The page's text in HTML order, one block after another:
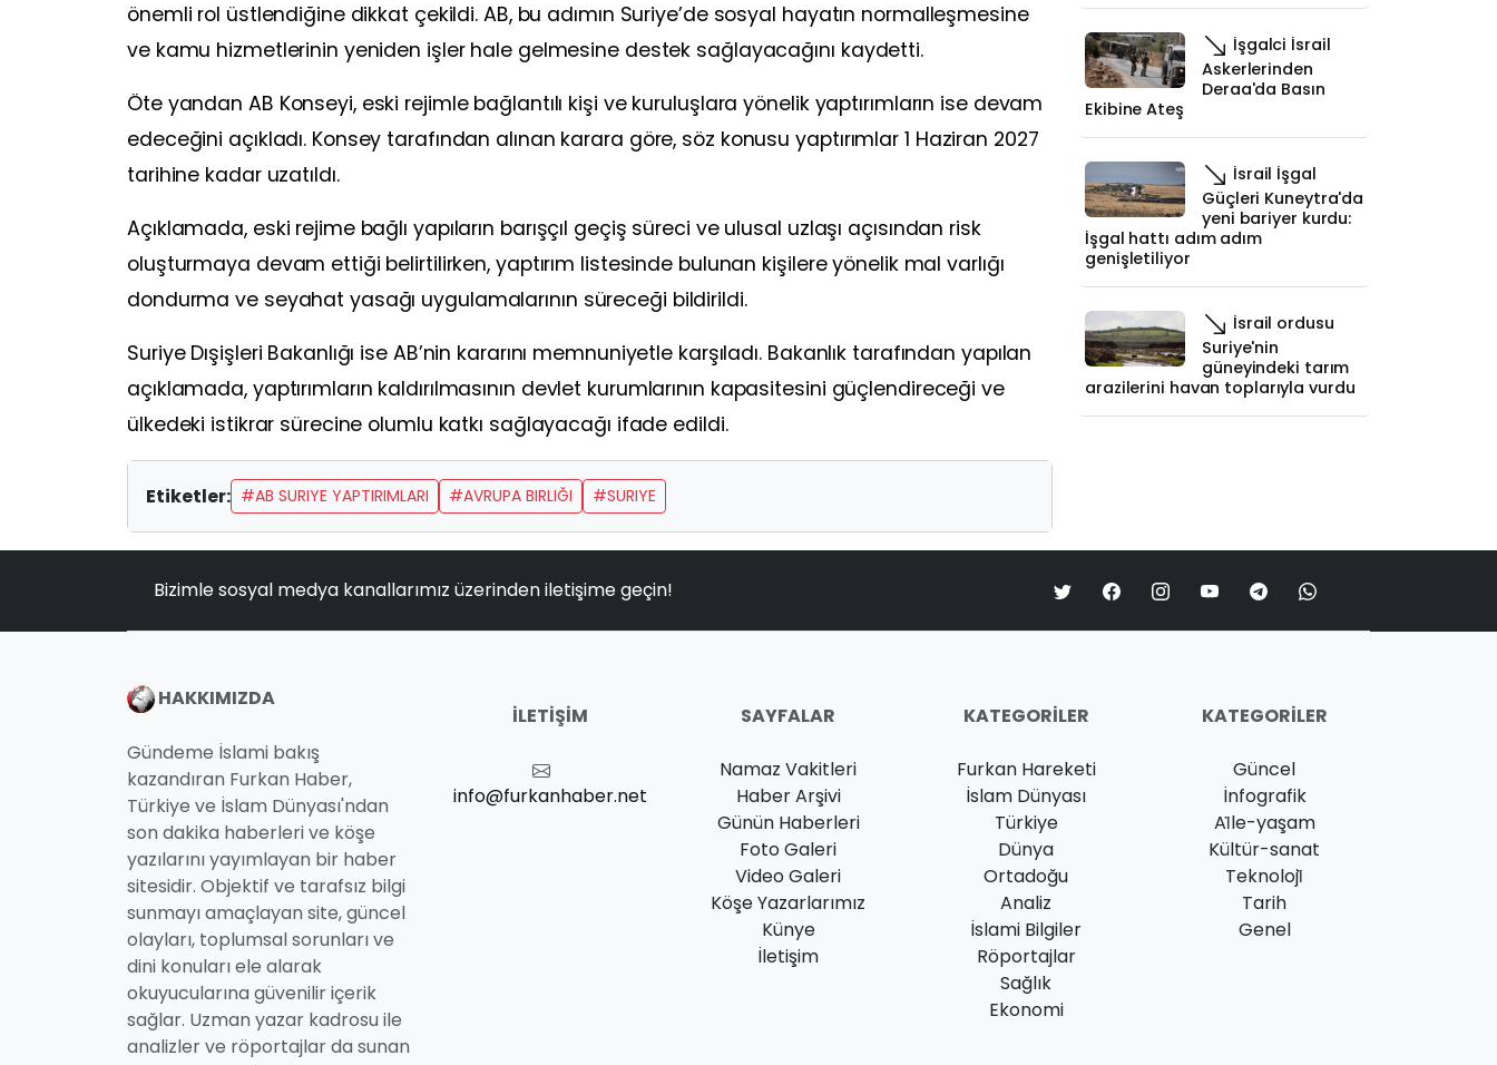
önemli rol üstlendiğine dikkat çekildi. AB, bu adımın Suriye’de sosyal hayatın normalleşmesine
ve kamu hizmetlerinin yeniden işler hale gelmesine destek sağlayacağını kaydetti.
Öte yandan AB Konseyi, eski rejimle bağlantılı kişi ve kuruluşlara yönelik yaptırımların ise devam
edeceğini açıkladı. Konsey tarafından alınan karara göre, söz konusu yaptırımlar 1 Haziran 2027
tarihine kadar uzatıldı.
Açıklamada, eski rejime bağlı yapıların barışçıl geçiş süreci ve ulusal uzlaşı açısından risk
oluşturmaya devam ettiği belirtilirken, yaptırım listesinde bulunan kişilere yönelik mal varlığı
dondurma ve seyahat yasağı uygulamalarının süreceği bildirildi.
Suriye Dışişleri Bakanlığı ise AB’nin kararını memnuniyetle karşıladı. Bakanlık tarafından yapılan
açıklamada, yaptırımların kaldırılmasının devlet kurumlarının kapasitesini güçlendireceği ve
ülkedeki istikrar sürecine olumlu katkı sağlayacağı ifade edildi.
Etiketler: #AB SURIYE YAPTIRIMLARI #AVRUPA BIRLIĞI #SURIYE
İşgalci İsrail
Askerlerinden
Deraa'da Basın
Ekibine Ateş
İsrail İşgal
Güçleri Kuneytra'da
yeni bariyer kurdu:
İşgal hattı adım adım
genişletiliyor
İsrail ordusu
Suriye'nin
güneyindeki tarım
arazilerini havan toplarıyla vurdu
Bizimle sosyal medya kanallarımız üzerinden iletişime geçin!
HAKKIMIZDA
Gündeme İslami bakış
kazandıran Furkan Haber,
Türkiye ve İslam Dünyası'ndan
son dakika haberleri ve köşe
yazılarını yayımlayan bir haber
sitesidir. Objektif ve tarafsız bilgi
sunmayı amaçlayan site, güncel
olayları, toplumsal sorunları ve
dini konuları ele alarak
okuyucularına güvenilir içerik
sağlar. Uzman yazar kadrosu ile
analizler ve röportajlar da sunan
İLETIŞIM
info@furkanhaber.net
SAYFALAR
Namaz Vakitleri
Haber Arşivi
Günün Haberleri
Foto Galeri
Video Galeri
Köşe Yazarlarımız
Künye
İletişim
KATEGORILER
Furkan Hareketi
İslam Dünyası
Türkiye
Dünya
Ortadoğu
Analiz
İslami Bilgiler
Röportajlar
Sağlık
Ekonomi
KATEGORILER
Güncel
İnfografik
Ai̇le-yaşam
Kültür-sanat
Teknoloji̇
Tarih
Genel